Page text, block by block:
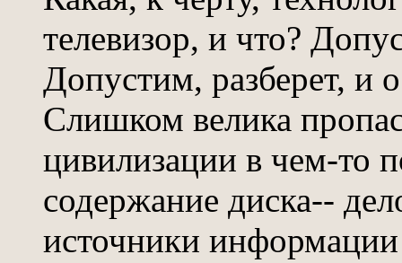
телевизор, и что?
Допустим, разберет, и
Слишком велика
цивилизации в чем-то
содержание диска--
источники